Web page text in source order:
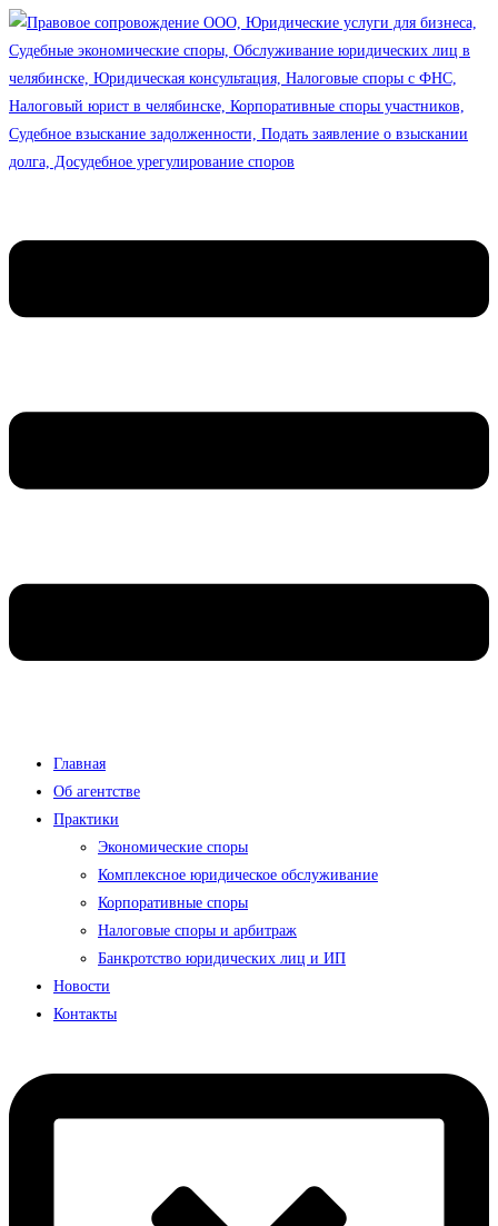
Главная
Об агентстве
Практики
Экономические споры
Комплексное юридическое обслуживание
Корпоративные споры
Налоговые споры и арбитраж
Банкротство юридических лиц и ИП
Новости
Контакты